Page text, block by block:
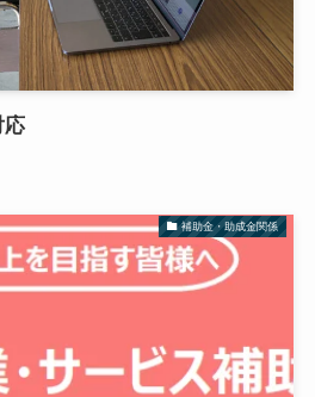
応
補助金・助成金関係